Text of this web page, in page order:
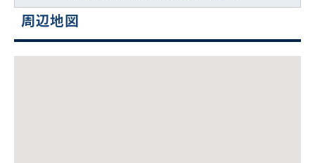
周辺地図